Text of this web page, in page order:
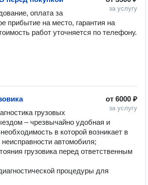
за услугу
оплата за
прибытие на место, гарантия на
от 6000 ₽
за услугу
грузовых
– чрезвычайно удобная и
в которой возникает в
автомобиля;
грузовика перед ответственным
процедуры для